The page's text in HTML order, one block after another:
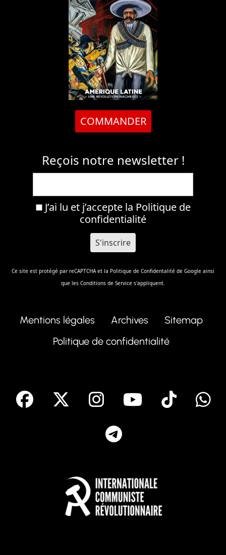
COMMANDER
Reçois notre newsletter !
J’ai lu et j’accepte la Politique de
confidentialité
Ce site est protégé par reCAPTCHA et la Politique de Confidentalité de Google ainsi
que les Conditions de Service s'appliquent.
Mentions légales Archives
Sitemap
Politique de confidentialité
facebook Instagram
Youtube
Tik